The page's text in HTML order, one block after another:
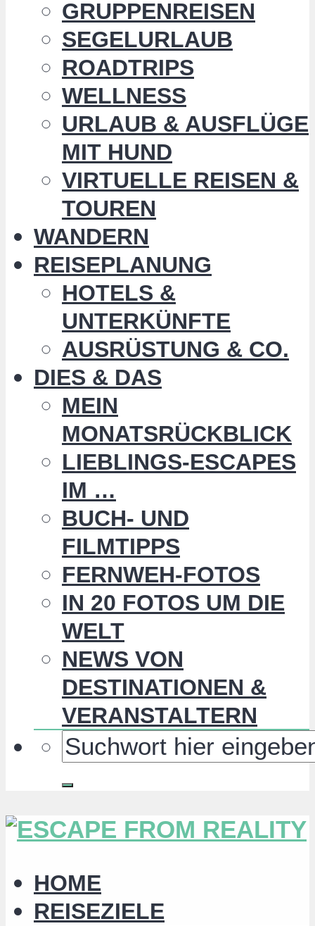
GRUPPENREISEN
SEGELURLAUB
ROADTRIPS
WELLNESS
URLAUB & AUSFLÜGE
MIT HUND
VIRTUELLE REISEN &
TOUREN
WANDERN
REISEPLANUNG
HOTELS &
UNTERKÜNFTE
AUSRÜSTUNG & CO.
DIES & DAS
MEIN
MONATSRÜCKBLICK
LIEBLINGS-ESCAPES
IM …
BUCH- UND
FILMTIPPS
FERNWEH-FOTOS
IN 20 FOTOS UM DIE
WELT
NEWS VON
DESTINATIONEN &
VERANSTALTERN
HOME
REISEZIELE